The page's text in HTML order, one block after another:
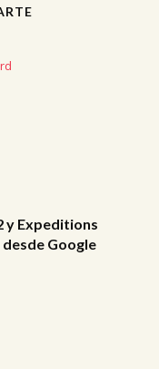
y Expeditions
Google